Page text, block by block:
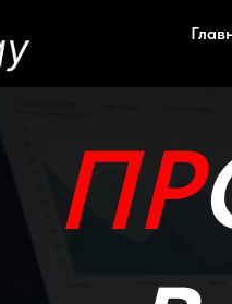
ПР